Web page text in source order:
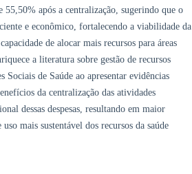
55,50% após a centralização, sugerindo que o
e econômico, fortalecendo a viabilidade da
de alocar mais recursos para áreas
a literatura sobre gestão de recursos
Sociais de Saúde ao apresentar evidências
da centralização das atividades
dessas despesas, resultando em maior
mais sustentável dos recursos da saúde